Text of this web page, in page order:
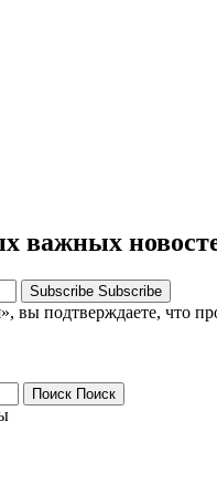
важных
Subscribe Subscribe
вы подтверждаете, что
Поиск Поиск